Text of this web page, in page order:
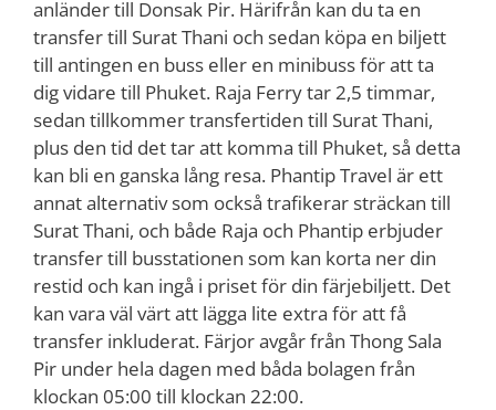
anländer till Donsak Pir. Härifrån kan du ta en
transfer till Surat Thani och sedan köpa en biljett
till antingen en buss eller en minibuss för att ta
dig vidare till Phuket. Raja Ferry tar 2,5 timmar,
sedan tillkommer transfertiden till Surat Thani,
plus den tid det tar att komma till Phuket, så detta
kan bli en ganska lång resa. Phantip Travel är ett
annat alternativ som också trafikerar sträckan till
Surat Thani, och både Raja och Phantip erbjuder
transfer till busstationen som kan korta ner din
restid och kan ingå i priset för din färjebiljett. Det
kan vara väl värt att lägga lite extra för att få
transfer inkluderat. Färjor avgår från Thong Sala
Pir under hela dagen med båda bolagen från
klockan 05:00 till klockan 22:00.